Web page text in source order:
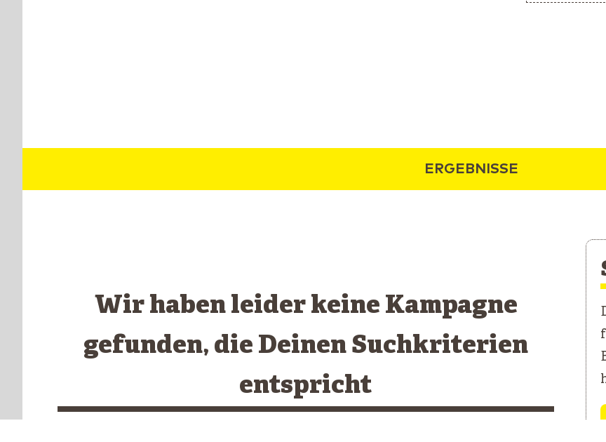
ERGEBNISSE
Wir haben leider keine Kampagne
gefunden, die Deinen Suchkriterien
entspricht